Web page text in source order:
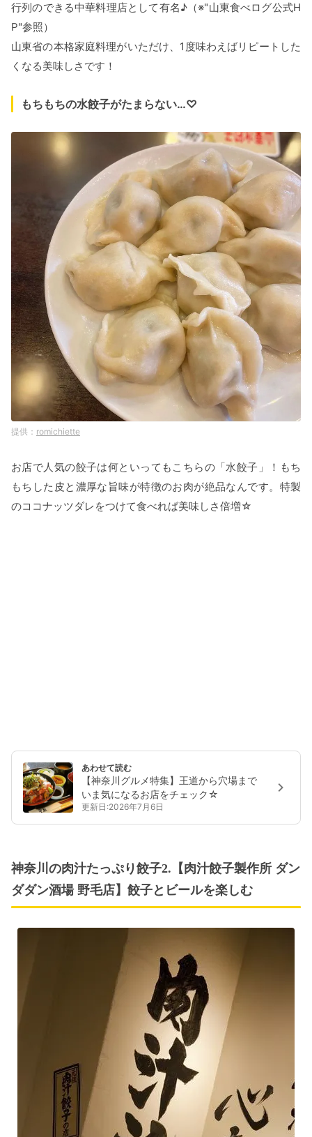
行列のできる中華料理店として有名♪（※"山東食べログ公式H
P"参照）
山東省の本格家庭料理がいただけ、1度味わえばリピートした
くなる美味しさです！
もちもちの水餃子がたまらない…♡
romichiette
お店で人気の餃子は何といってもこちらの「水餃子」！もち
もちした皮と濃厚な旨味が特徴のお肉が絶品なんです。特製
のココナッツダレをつけて食べれば美味しさ倍増☆
あわせて読む
【神奈川グルメ特集】王道から穴場まで
いま気になるお店をチェック☆
更新日:2026年7月6日
神奈川の肉汁たっぷり餃子2.【肉汁餃子製作所 ダン
ダダン酒場 野毛店】餃子とビールを楽しむ